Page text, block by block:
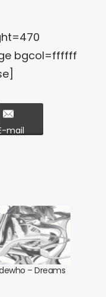
bgcol=ffffff
mail
– Dreams